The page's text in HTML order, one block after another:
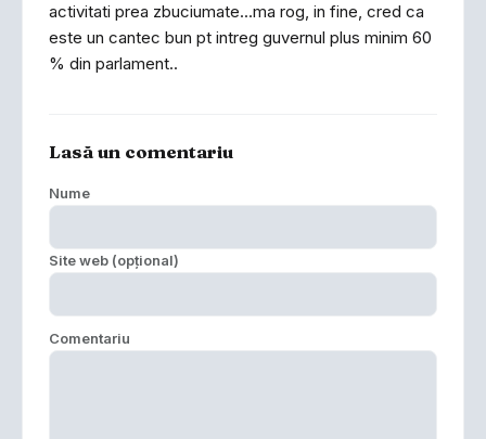
activitati prea zbuciumate...ma rog, in fine, cred ca
este un cantec bun pt intreg guvernul plus minim 60
% din parlament..
Lasă un comentariu
Nume
Site web (opțional)
Comentariu